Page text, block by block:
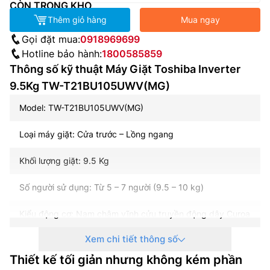
CÒN TRONG KHO
Thêm giỏ hàng Mua ngay
Gọi đặt mua:0918969699
Hotline bảo hành:1800585859
Thông số kỹ thuật Máy Giặt Toshiba Inverter
9.5Kg TW-T21BU105UWV(MG)
Model: TW-T21BU105UWV(MG)
Loại máy giặt: Cửa trước – Lồng ngang
Khối lượng giặt: 9.5 Kg
Số người sử dụng: Từ 5 – 7 người (9.5 – 10 kg)
Kiểu động cơ: Nam châm vĩnh cửu truyền động dây Curoa
Tốc độ quay vắt tối đa: 1200 vòng/phút
Chất liệu lồng giặt: Thép không gỉ
Xem chi tiết thông số
Thiết kế tối giản nhưng không kém phần